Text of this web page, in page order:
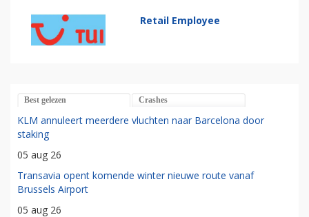
Retail Employee
Best gelezen Crashes
KLM annuleert meerdere vluchten naar Barcelona door
staking
05 aug 26
Transavia opent komende winter nieuwe route vanaf
Brussels Airport
05 aug 26